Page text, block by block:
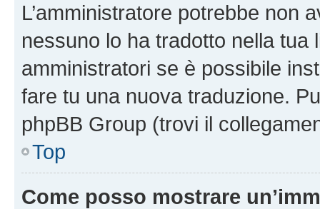
L’amministratore potrebbe non
nessuno lo ha tradotto nella tua
amministratori se è possibile
fare tu una nuova traduzione.
phpBB Group (trovi il
Top
Come posso mostrare